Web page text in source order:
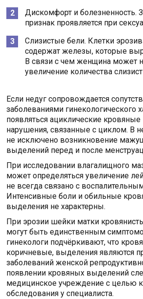
Дискомфорт и болезненность.
признак проявляется при
Слизистые бели. Клетки
содержат железы, которые
В связи с чем женщина может
увеличение количества
Если недуг сопровождается
заболеваниями гинекологического
появляться ациклические
нарушения, связанные с циклом. В
не исключено возникновение
выделений перед и после
При исследовании влагалищного
может определяться увеличение
не всегда связано с
Интенсивные боли и обильные
выделения не характерны.
При эрозии шейки матки
могут быть единственным
гинекологи подчёркивают, что
коричневые, выделения являются
заболеваний женской
появлении кровяных выделений
медицинское учреждение с целью
обследования у специалиста.